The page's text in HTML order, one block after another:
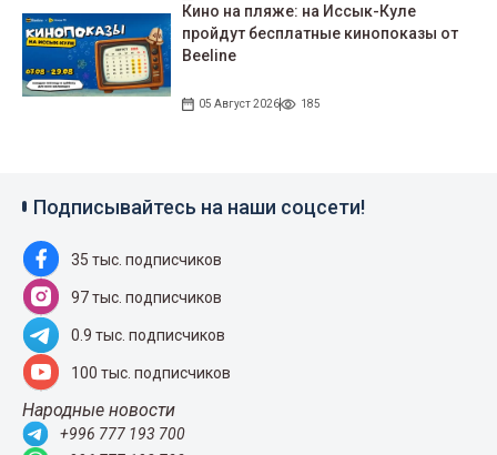
Кино на пляже: на Иссык-Куле
пройдут беcплатные кинопоказы от
Beeline
05 Август 2026 185
Подписывайтесь на наши соцсети!
35 тыс. подписчиков
97 тыс. подписчиков
0.9 тыс. подписчиков
100 тыс. подписчиков
Народные новости
+996 777 193 700